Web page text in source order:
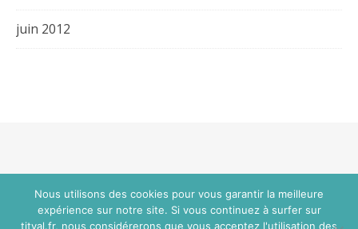
juin 2012
Nous utilisons des cookies pour vous garantir la meilleure
expérience sur notre site. Si vous continuez à surfer sur
titval.fr, nous considérerons que vous acceptez l'utilisation des